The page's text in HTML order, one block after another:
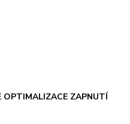
OPTIMALIZACE ZAPNUTÍ